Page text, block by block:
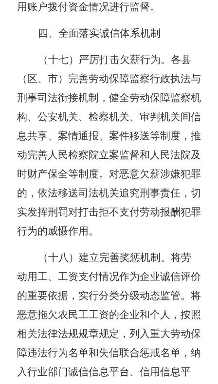
用账户拨付资金情况进行监督。
四、全面落实诚信体系机制
（十七）严厉打击欠薪行为。 各县
（区、市）完善劳动保障监察行政执法与
刑事司法衔接机制，健全劳动保障监察机
构、公安机关、检察机关、审判机关间信
息共享、案情通报、案件移送等制度，推
动完善人民检察院立案监督和人民法院及
时财产保全等制度。对恶意欠薪涉嫌犯罪
的，依法移送司法机关追究刑事责任，切
实发挥刑罚对打击拒不支付劳动报酬犯罪
行为的威慑作用。
（十八）建立完善奖惩机制。 将劳
动用工、工资支付情况作为企业诚信评价
的重要依据，实行分类分级动态监管。将
恶意拖欠农民工工资的企业和个人，按照
相关法律法规规章规定，列入重大劳动保
障违法行为名单和失信联合惩戒名单，纳
入行业部门诚信信息平台、 信用信息平